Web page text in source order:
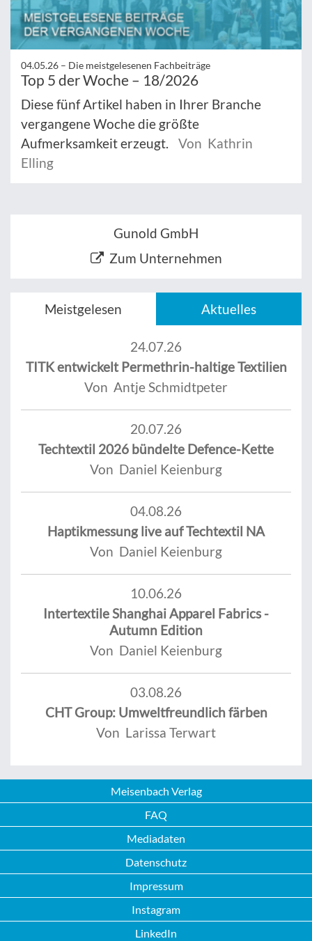
04.05.26 – Die meistgelesenen Fachbeiträge
Top 5 der Woche – 18/2026
Diese fünf Artikel haben in Ihrer Branche
vergangene Woche die größte
Aufmerksamkeit erzeugt.
Von Kathrin
Elling
Gunold GmbH
Zum Unternehmen
Meistgelesen Aktuelles
24.07.26
TITK entwickelt Permethrin-haltige Textilien
Von Antje Schmidtpeter
20.07.26
Techtextil 2026 bündelte Defence-Kette
Von Daniel Keienburg
04.08.26
Haptikmessung live auf Techtextil NA
Von Daniel Keienburg
10.06.26
Intertextile Shanghai Apparel Fabrics -
Autumn Edition
Von Daniel Keienburg
03.08.26
CHT Group: Umweltfreundlich färben
Von Larissa Terwart
Meisenbach Verlag
FAQ
Mediadaten
Datenschutz
Impressum
Instagram
LinkedIn